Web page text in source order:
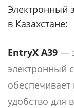
Электронный
в Казахстане:
EntryX A39 —
электронный
удобство для